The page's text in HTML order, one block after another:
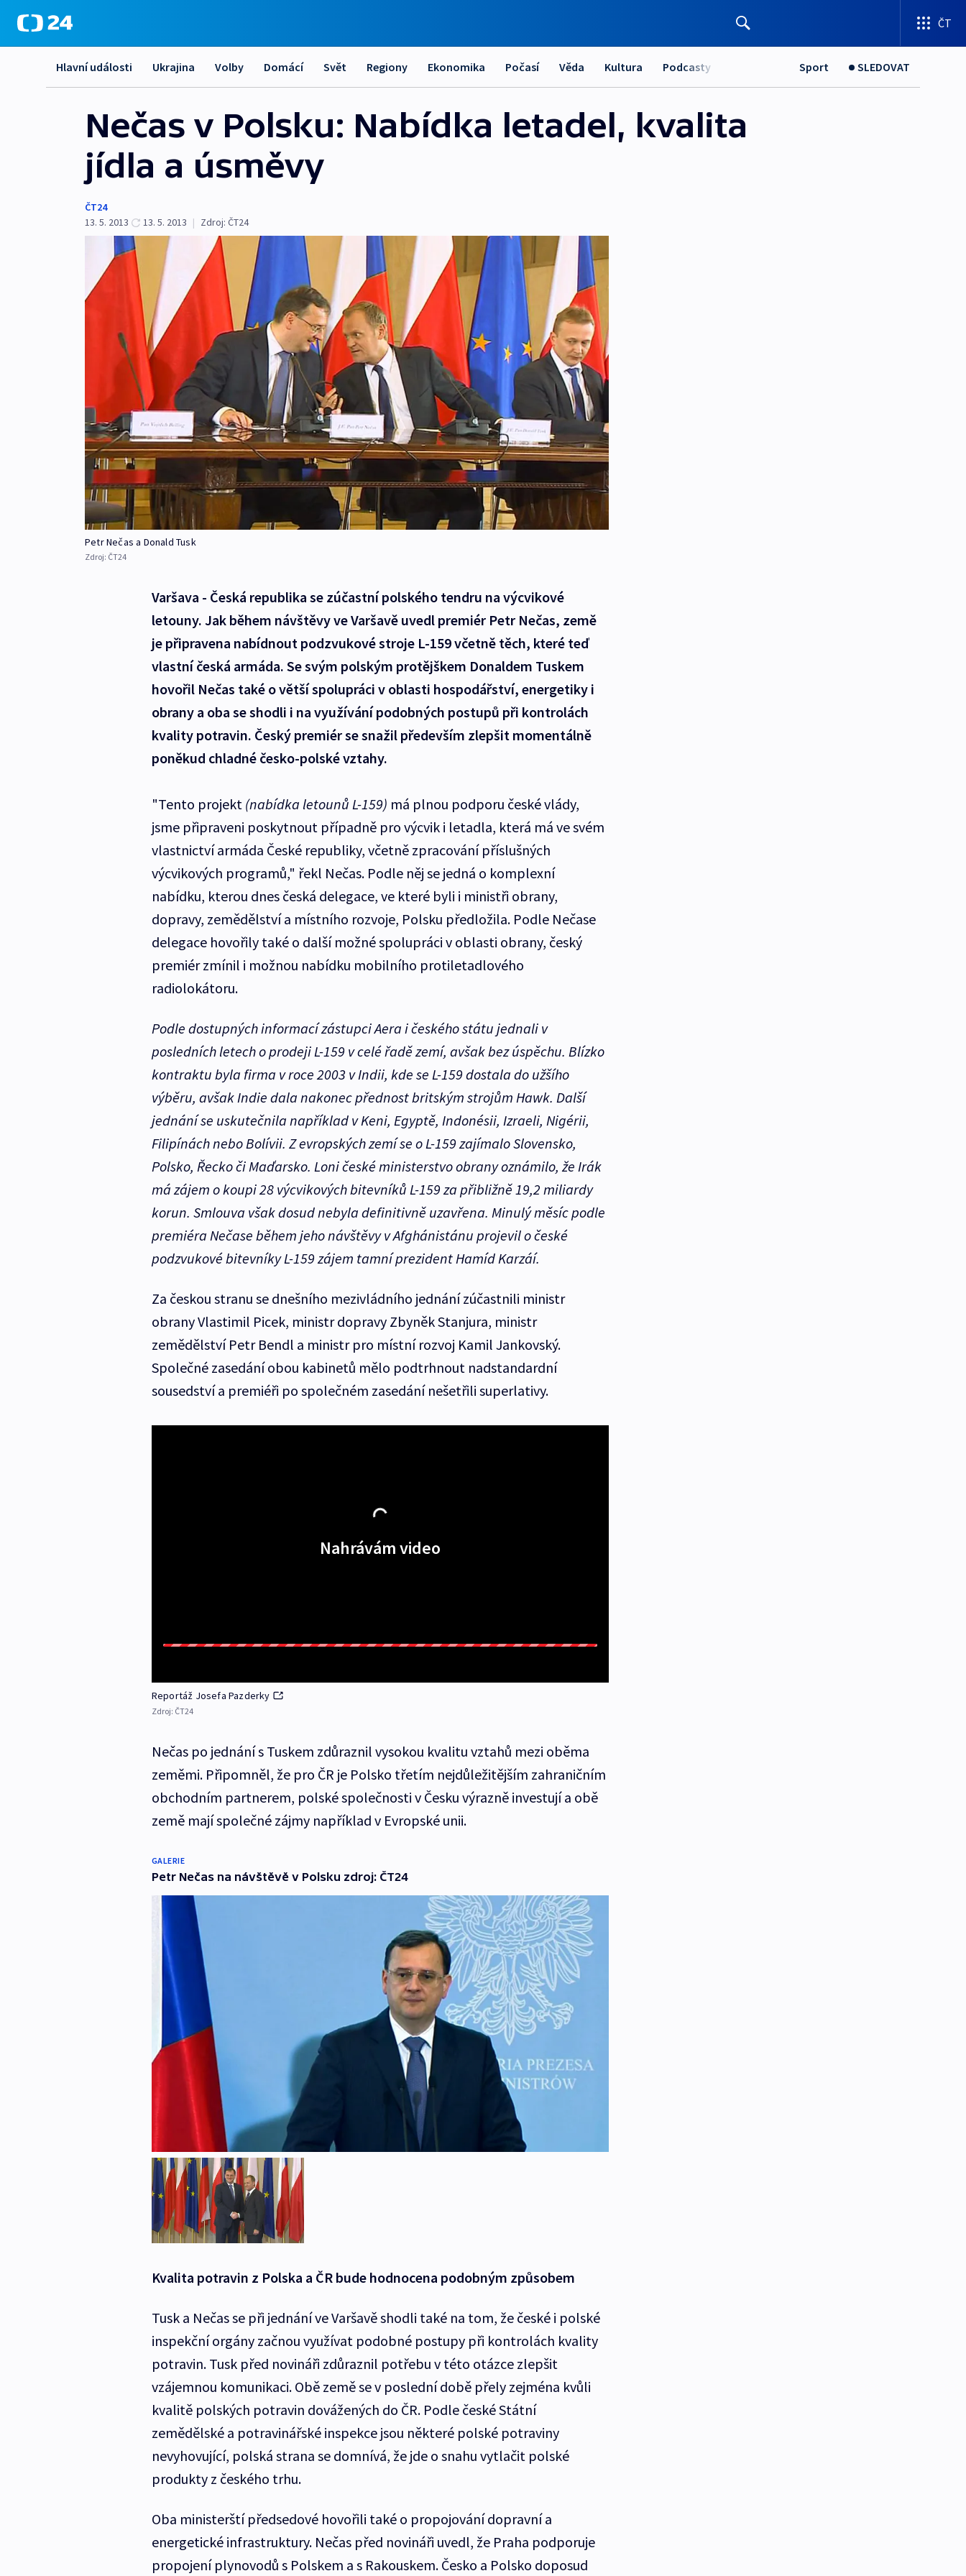
ČT
Hlavní události Ukrajina Volby Domácí Svět Regiony Ekonomika Počasí Věda Kultura Podcasty Sport SLEDOVAT
Nečas v Polsku: Nabídka letadel, kvalita
jídla a úsměvy
ČT24
13. 5. 2013
13. 5. 2013 | Zdroj: ČT24
Petr Nečas a Donald Tusk
Zdroj: ČT24
Varšava - Česká republika se zúčastní polského tendru na výcvikové
letouny. Jak během návštěvy ve Varšavě uvedl premiér Petr Nečas, země
je připravena nabídnout podzvukové stroje L-159 včetně těch, které teď
vlastní česká armáda. Se svým polským protějškem Donaldem Tuskem
hovořil Nečas také o větší spolupráci v oblasti hospodářství, energetiky i
obrany a oba se shodli i na využívání podobných postupů při kontrolách
kvality potravin. Český premiér se snažil především zlepšit momentálně
poněkud chladné česko-polské vztahy.
"Tento projekt (nabídka letounů L-159) má plnou podporu české vlády,
jsme připraveni poskytnout případně pro výcvik i letadla, která má ve svém
vlastnictví armáda České republiky, včetně zpracování příslušných
výcvikových programů," řekl Nečas. Podle něj se jedná o komplexní
nabídku, kterou dnes česká delegace, ve které byli i ministři obrany,
dopravy, zemědělství a místního rozvoje, Polsku předložila. Podle Nečase
delegace hovořily také o další možné spolupráci v oblasti obrany, český
premiér zmínil i možnou nabídku mobilního protiletadlového
radiolokátoru.
Podle dostupných informací zástupci Aera i českého státu jednali v
posledních letech o prodeji L-159 v celé řadě zemí, avšak bez úspěchu. Blízko
kontraktu byla firma v roce 2003 v Indii, kde se L-159 dostala do užšího
výběru, avšak Indie dala nakonec přednost britským strojům Hawk. Další
jednání se uskutečnila například v Keni, Egyptě, Indonésii, Izraeli, Nigérii,
Filipínách nebo Bolívii. Z evropských zemí se o L-159 zajímalo Slovensko,
Polsko, Řecko či Maďarsko. Loni české ministerstvo obrany oznámilo, že Irák
má zájem o koupi 28 výcvikových bitevníků L-159 za přibližně 19,2 miliardy
korun. Smlouva však dosud nebyla definitivně uzavřena. Minulý měsíc podle
premiéra Nečase během jeho návštěvy v Afghánistánu projevil o české
podzvukové bitevníky L-159 zájem tamní prezident Hamíd Karzáí.
Za českou stranu se dnešního mezivládního jednání zúčastnili ministr
obrany Vlastimil Picek, ministr dopravy Zbyněk Stanjura, ministr
zemědělství Petr Bendl a ministr pro místní rozvoj Kamil Jankovský.
Společné zasedání obou kabinetů mělo podtrhnout nadstandardní
sousedství a premiéři po společném zasedání nešetřili superlativy.
Nahrávám video
Reportáž Josefa Pazderky
Zdroj: ČT24
Nečas po jednání s Tuskem zdůraznil vysokou kvalitu vztahů mezi oběma
zeměmi. Připomněl, že pro ČR je Polsko třetím nejdůležitějším zahraničním
obchodním partnerem, polské společnosti v Česku výrazně investují a obě
země mají společné zájmy například v Evropské unii.
GALERIE
Petr Nečas na návštěvě v Polsku zdroj: ČT24
Kvalita potravin z Polska a ČR bude hodnocena podobným způsobem
Tusk a Nečas se při jednání ve Varšavě shodli také na tom, že české i polské
inspekční orgány začnou využívat podobné postupy při kontrolách kvality
potravin. Tusk před novináři zdůraznil potřebu v této otázce zlepšit
vzájemnou komunikaci. Obě země se v poslední době přely zejména kvůli
kvalitě polských potravin dovážených do ČR. Podle české Státní
zemědělské a potravinářské inspekce jsou některé polské potraviny
nevyhovující, polská strana se domnívá, že jde o snahu vytlačit polské
produkty z českého trhu.
Oba ministerští předsedové hovořili také o propojování dopravní a
energetické infrastruktury. Nečas před novináři uvedl, že Praha podporuje
propojení plynovodů s Polskem a s Rakouskem. Česko a Polsko doposud